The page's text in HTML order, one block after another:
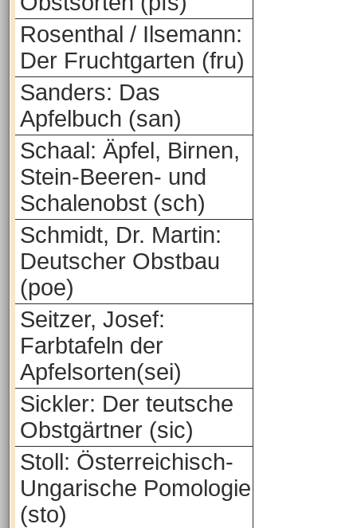
Rosenthal / Ilsemann:
Der Fruchtgarten (fru)
Sanders: Das
Apfelbuch (san)
Schaal: Äpfel, Birnen,
Stein-Beeren- und
Schalenobst (sch)
Schmidt, Dr. Martin:
Deutscher Obstbau
(poe)
Seitzer, Josef:
Farbtafeln der
Apfelsorten(sei)
Sickler: Der teutsche
Obstgärtner (sic)
Stoll: Österreichisch-
Ungarische Pomologie
(sto)